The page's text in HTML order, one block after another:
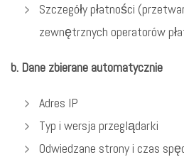
Szczegóły płatności
zewnętrznych operatorów
b. Dane zbierane automatycznie
Adres IP
Typ i wersja przeglądarki
Odwiedzane strony i czas